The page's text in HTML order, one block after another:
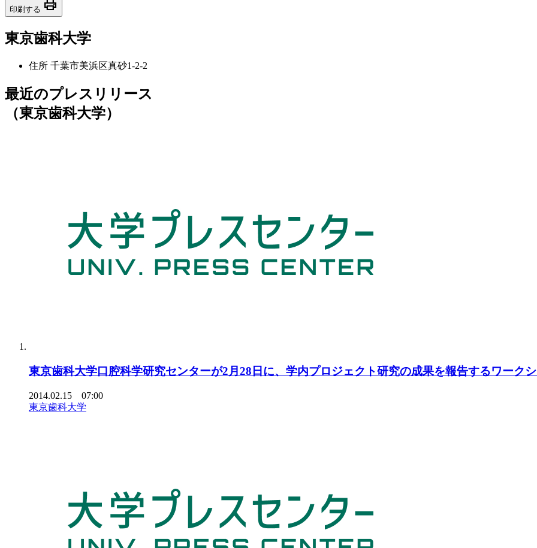
印刷する print
東京歯科大学
住所 千葉市美浜区真砂1-2-2
最近のプレスリリース
（東京歯科大学）
東京歯科大学口腔科学研究センターが2月28日に、学内プロジェクト研究の成果を報告するワーク
2014.02.15 07:00
東京歯科大学